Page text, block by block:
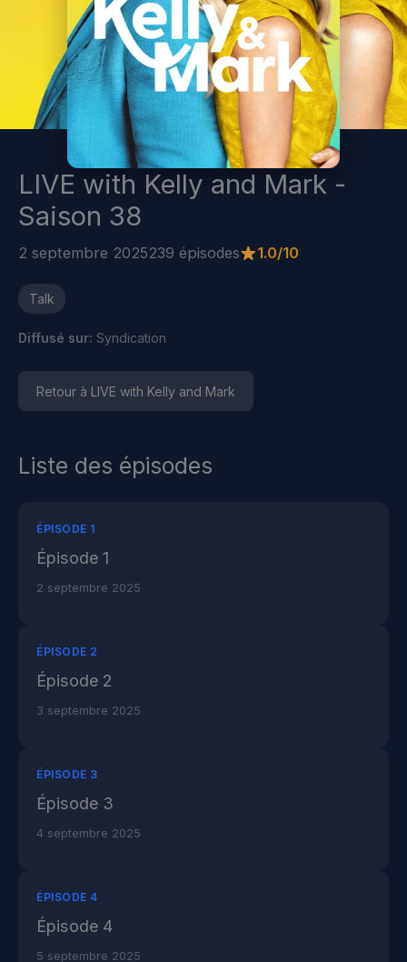
LIVE with Kelly and Mark -
Saison 38
2 septembre 2025239 épisodes 1.0/10
Talk
Diffusé sur: Syndication
Retour à LIVE with Kelly and Mark
Liste des épisodes
ÉPISODE 1
Épisode 1
2 septembre 2025
ÉPISODE 2
Épisode 2
3 septembre 2025
ÉPISODE 3
Épisode 3
4 septembre 2025
ÉPISODE 4
Épisode 4
5 septembre 2025